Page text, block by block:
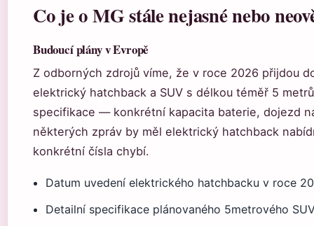
Co je o MG stále nejasné nebo
Budoucí plány v Evropě
Z odborných zdrojů víme, že v roce 2026 přijdou
elektrický hatchback a SUV s délkou téměř 5
specifikace — konkrétní kapacita baterie, dojezd
některých zpráv by měl elektrický hatchback
konkrétní čísla chybí.
Datum uvedení elektrického hatchbacku v roce
Detailní specifikace plánovaného 5metrového